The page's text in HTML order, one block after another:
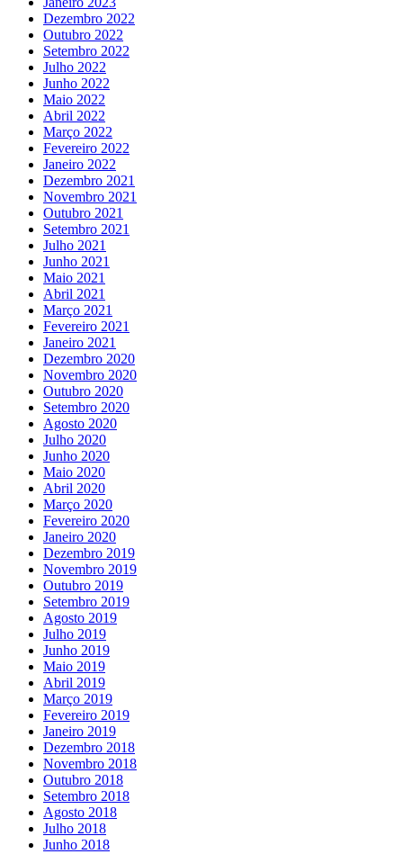
Dezembro 2022
Outubro 2022
Setembro 2022
Julho 2022
Junho 2022
Maio 2022
Abril 2022
Março 2022
Fevereiro 2022
Janeiro 2022
Dezembro 2021
Novembro 2021
Outubro 2021
Setembro 2021
Julho 2021
Junho 2021
Maio 2021
Abril 2021
Março 2021
Fevereiro 2021
Janeiro 2021
Dezembro 2020
Novembro 2020
Outubro 2020
Setembro 2020
Agosto 2020
Julho 2020
Junho 2020
Maio 2020
Abril 2020
Março 2020
Fevereiro 2020
Janeiro 2020
Dezembro 2019
Novembro 2019
Outubro 2019
Setembro 2019
Agosto 2019
Julho 2019
Junho 2019
Maio 2019
Abril 2019
Março 2019
Fevereiro 2019
Janeiro 2019
Dezembro 2018
Novembro 2018
Outubro 2018
Setembro 2018
Agosto 2018
Julho 2018
Junho 2018